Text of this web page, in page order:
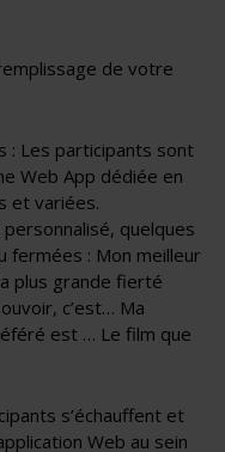
de votre
: Les participants sont
Web App dédiée en
et variées.
quelques
fermées : Mon meilleur
plus grande fierté
c’est… Ma
est … Le film que
s’échauffent et
Web au sein